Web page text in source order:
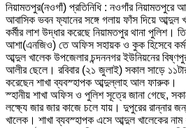
নিয়ামতপুর(নওগাঁ) প্রতিনিধি : নওগাঁর নিয়ামতপুরে
আবাসিক ভবন ফ্যানের সঙ্গে গলায় ফাঁস দিয়ে
কর্মীর লাশ উদ্ধার করেছে নিয়ামতপুর থানা পুলিশ।
আশা(এনজিও) তে অফিস সহায়ক ও কুক হিসেবে
আব্দুল খালেক উপজেলার চন্দননগর ইউনিয়নের
আলীর ছেলে। রবিবার (২১ জুলাই) সকাল সাড়ে
করেছেন শাখা ব্যবস্হাপক আব্দুল্লাহ আল ফারুক।
স্হানীয় শাখা অফিস ও পুলিশ সূত্রে জানা গেছে,
লক্ষ্যে জার জার কাজে চলে যায়। দুপুরের রান্নার
খালেক। শাখা ব্যবস্হাপক এসে আব্দুল খালেকের নাম